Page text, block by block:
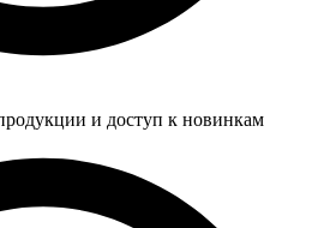
и доступ к новинкам